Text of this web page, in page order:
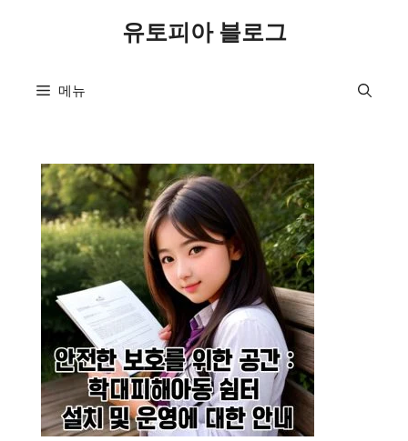
유토피아 블로그
메뉴